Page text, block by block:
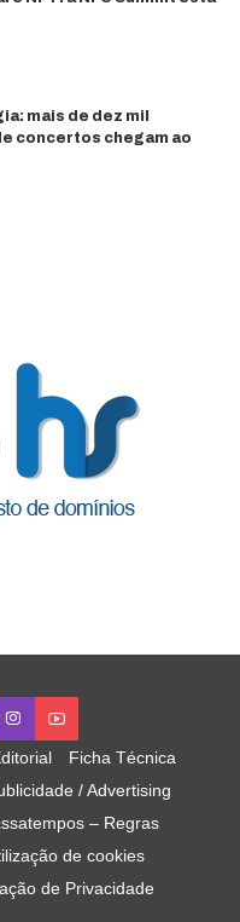
mais de dez mil
concertos chegam ao
Ficha Técnica
/ Advertising
– Regras
de cookies
de Privacidade